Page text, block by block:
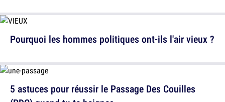
Pourquoi les hommes politiques ont-ils l'air vieux ?
5 astuces pour réussir le Passage Des Couilles